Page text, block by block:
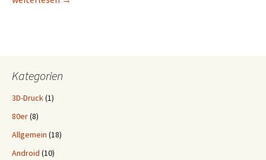
Kategorien
3D-Druck(1)
80er(8)
Allgemein (18)
Android (10)